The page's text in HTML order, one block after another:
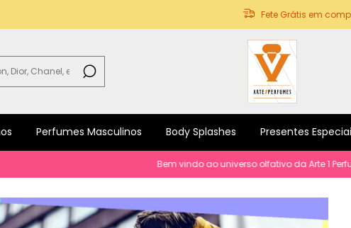
Fete Grátis em
Perfumes Masculinos Body Splashes Presentes
Bem vindo ao universo olfativo da Arte 1 Perfumes!